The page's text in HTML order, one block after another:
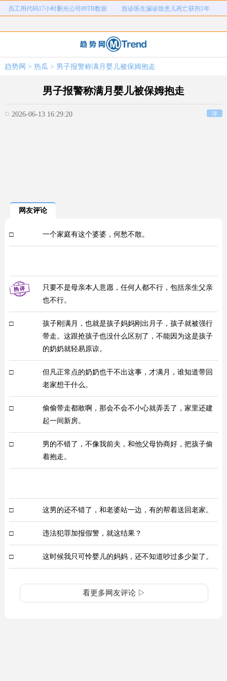
员工用代码17小时删光公司89TB数据 急诊医生漏诊致患儿死亡获刑1年
26岁女儿谈47岁妈妈突然产女 儿子举报身价上亿父亲说家已破碎
海口80吨高危化学品瞒报 韩国宣布国家灾难状态
员工用代码17小时删光公司89TB数据 急诊医生漏诊致患儿死亡获刑1年
趋势网 > 热瓜 > 男子报警称满月婴儿被保姆抱走
男子报警称满月婴儿被保姆抱走
2026-06-13 16:29:20 详
网友评论
□ 一个家庭有这个婆婆，何愁不散。
只要不是母亲本人意愿，任何人都不行，包括亲生父亲
也不行。
□
孩子刚满月，也就是孩子妈妈刚出月子，孩子就被强行
带走。这跟抢孩子也没什么区别了，不能因为这是孩子
的奶奶就轻易原谅。
□
但凡正常点的奶奶也干不出这事，才满月，谁知道带回
老家想干什么。
□
偷偷带走都敢啊，那会不会不小心就弄丢了，家里还建
起一间新房。
□
男的不错了，不像我前夫，和他父母协商好，把孩子偷
着抱走。
□ 这男的还不错了，和老婆站一边，有的帮着送回老家。
□ 违法犯罪加报假警，就这结果？
□ 这时候我只可怜婴儿的妈妈，还不知道吵过多少架了。
看更多网友评论 ▷